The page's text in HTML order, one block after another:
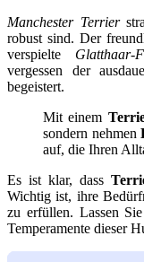
Manchester Terrier
robust sind. Der
verspielte Glatthaar-
vergessen der
begeistert.
Mit einem
sondern nehmen
auf, die Ihren
Es ist klar, dass
Wichtig ist, ihre
zu erfüllen. Lassen
Temperamente dieser